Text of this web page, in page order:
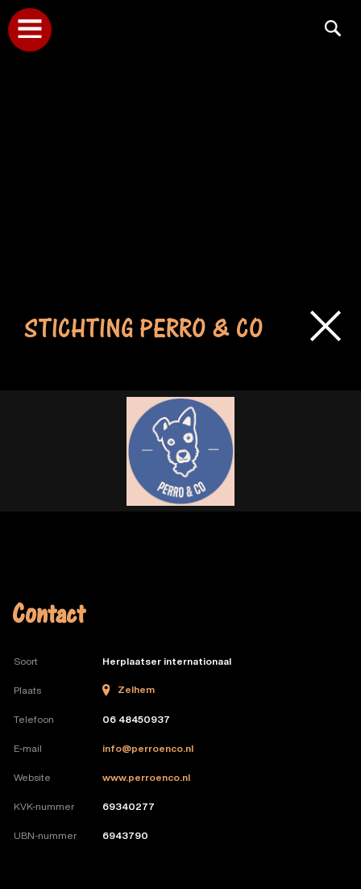
STICHTING PERRO & CO
Contact
Soort Herplaatser internationaal
Plaats Zelhem
Telefoon 06 48450937
E-mail info@perroenco.nl
Website www.perroenco.nl
KVK-nummer 69340277
UBN-nummer 6943790